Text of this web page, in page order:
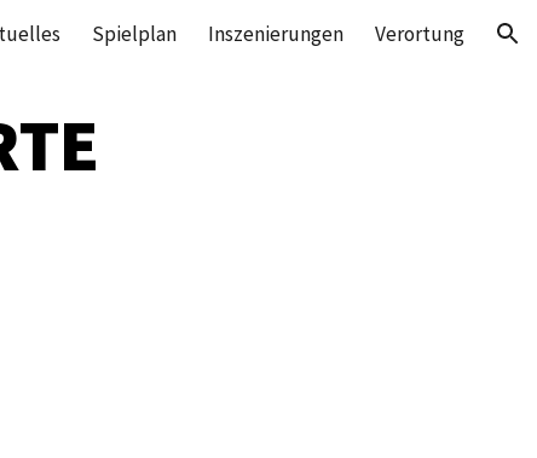
Spielplan Inszenierungen Verortung